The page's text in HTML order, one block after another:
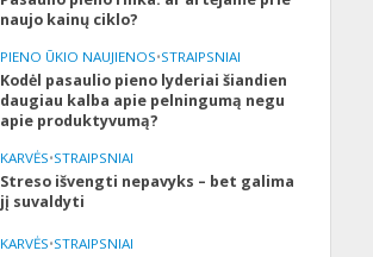
naujo kainų ciklo?
PIENO ŪKIO NAUJIENOS•STRAIPSNIAI
Kodėl pasaulio pieno lyderiai šiandien
daugiau kalba apie pelningumą negu
apie produktyvumą?
KARVĖS•STRAIPSNIAI
Streso išvengti nepavyks – bet galima
jį suvaldyti
KARVĖS•STRAIPSNIAI